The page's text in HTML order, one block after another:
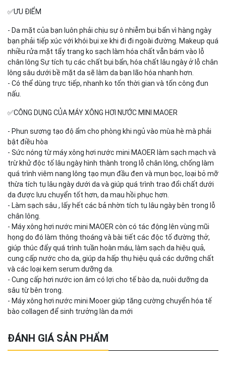
✅ƯU ĐIỂM
- Da mặt của bạn luôn phải chịu sự ô nhiễm bụi bẩn vì hàng ngày
bạn phải tiếp xúc với khói bụi xe khi đi đi ngoài đường. Makeup quá
nhiều rửa mặt tẩy trang ko sạch làm hóa chất vẫn bám vào lỗ
chân lông Sự tích tụ các chất bụi bẩn, hóa chất lâu ngày ở lỗ chân
lông sâu dưới bề mặt da sẽ làm da bạn lão hóa nhanh hơn.
- Có thể dùng trực tiếp, nhanh ko tốn thời gian và tốn công đun
nấu.
✅CÔNG DỤNG CỦA MÁY XÔNG HƠI NƯỚC MINI MAOER
- Phun sương tạo độ ẩm cho phòng khi ngủ vào mùa hè mà phải
bật điều hòa
- Sức nóng từ máy xông hơi nước mini MAOER làm sạch mạch và
trừ khử độc tố lâu ngày hình thành trong lỗ chân lông, chống làm
quá trình viêm nang lông tạo mụn đầu đen và mụn bọc, loại bỏ mỡ
thừa tích tụ lâu ngày dưới da và giúp quá trình trao đổi chất dưới
da được lưu chuyển tốt hơn, da mau hồi phục hơn.
- Làm sạch sâu , lấy hết các bả nhờn tích tụ lâu ngày bên trong lỗ
chân lông.
- Máy xông hơi nước mini MAOER còn có tác động lên vùng mũi
họng do đó làm thông thoáng và bài tiết các độc tố đường thở,
giúp thúc đẩy quá trình tuần hoàn máu, làm sạch da hiệu quả,
cung cấp nước cho da, giúp da hấp thụ hiệu quả các dưỡng chất
và các loại kem serum dưỡng da.
- Cung cấp hơi nước ion âm có lợi cho tế bào da, nuôi dưỡng da
sâu từ bên trong.
- Máy xông hơi nước mini Mooer giúp tăng cường chuyển hóa tế
bào collagen để sinh trưởng làn da mới
ĐÁNH GIÁ SẢN PHẨM